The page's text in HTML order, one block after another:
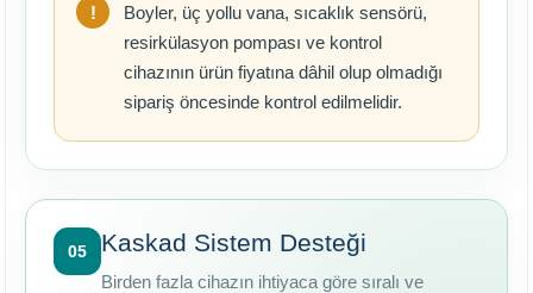
Boyler, üç yollu vana, sıcaklık sensörü,
resirkülasyon pompası ve kontrol
cihazının ürün fiyatına dâhil olup olmadığı
sipariş öncesinde kontrol edilmelidir.
05 Kaskad Sistem Desteği
Birden fazla cihazın ihtiyaca göre sıralı ve